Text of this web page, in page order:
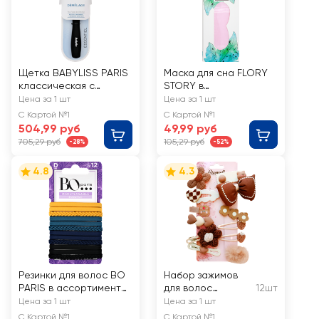
Щетка BABYLISS PARIS
классическая с
подушечкой, Арт.
BS776115
Цена за 1 шт
С Картой №1
504,99 руб
705,29 руб -28%
Маска для сна FLORY
STORY в
ассортименте, Арт.
HJ-EP011
Цена за 1 шт
С Картой №1
49,99 руб
105,29 руб -52%
4.8
Резинки для волос BO
PARIS в ассортименте,
Арт. 512031
Цена за 1 шт
С Картой №1
4.3
Набор зажимов
для волос
GROMELL Арт.
LZAZH013
12шт
Цена за 1 шт
С Картой №1